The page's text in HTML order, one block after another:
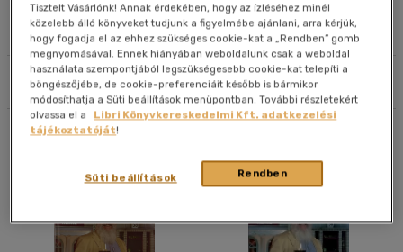
Művei
Szűrés Rendezés
Cím szerint A-Z
Szerző szerint A-Z
Megjelenítés
20 db / oldal
Alkalmaz
Tisztelt Vásárlónk! Annak érdekében, hogy az ízléséhez minél
közelebb álló könyveket tudjunk a figyelmébe ajánlani, arra kérjük,
hogy fogadja el az ehhez szükséges cookie-kat a „Rendben” gomb
megnyomásával. Ennek hiányában weboldalunk csak a weboldal
használata szempontjából legszükségesebb cookie-kat telepíti a
böngészőjébe, de cookie-preferenciáit később is bármikor
módosíthatja a Süti beállítások menüpontban. További részletekért
olvassa el a
Libri Könyvkereskedelmi Kft. adatkezelési
tájékoztatóját!
Rendben
Süti beállítások